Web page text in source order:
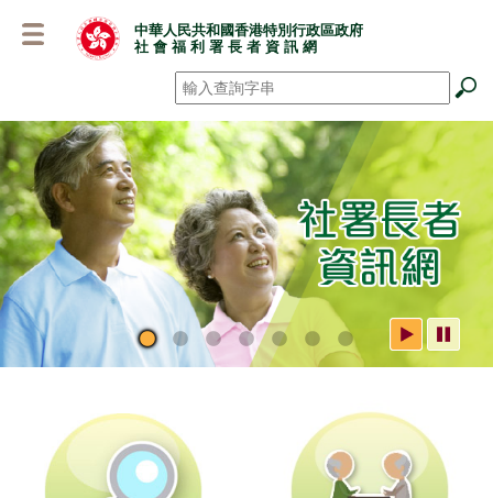
容
中華人民共和國香港特別行政區政府
社 會 福 利 署 長 者 資 訊 網
搜尋 *
社署長者資訊網